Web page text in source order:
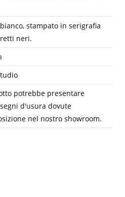
stampato in serigrafia
neri.
potrebbe presentare
d'usura dovute
nel nostro showroom.